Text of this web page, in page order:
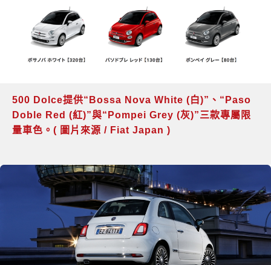
500 Dolce提供“Bossa Nova White (白)”、“Paso
Doble Red (紅)”與“Pompei Grey (灰)”三款專屬限
量車色。( 圖片來源 / Fiat Japan )